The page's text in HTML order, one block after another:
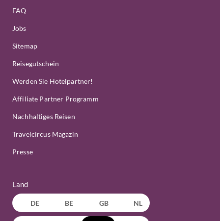
FAQ
Jobs
Sitemap
Reisegutschein
Werden Sie Hotelpartner!
Affiliate Partner Programm
Nachhaltiges Reisen
Travelcircus Magazin
Presse
Land
DE BE GB NL